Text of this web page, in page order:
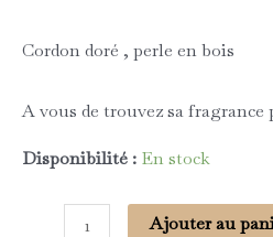
Cordon doré , perle en bois
A vous de trouvez sa fragrance
Disponibilité : En stock
Ajouter au